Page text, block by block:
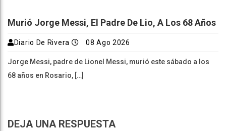
Murió Jorge Messi, El Padre De Lio, A Los 68 Años
Diario De Rivera 08 Ago 2026
Jorge Messi, padre de Lionel Messi, murió este sábado a los
68 años en Rosario, […]
DEJA UNA RESPUESTA